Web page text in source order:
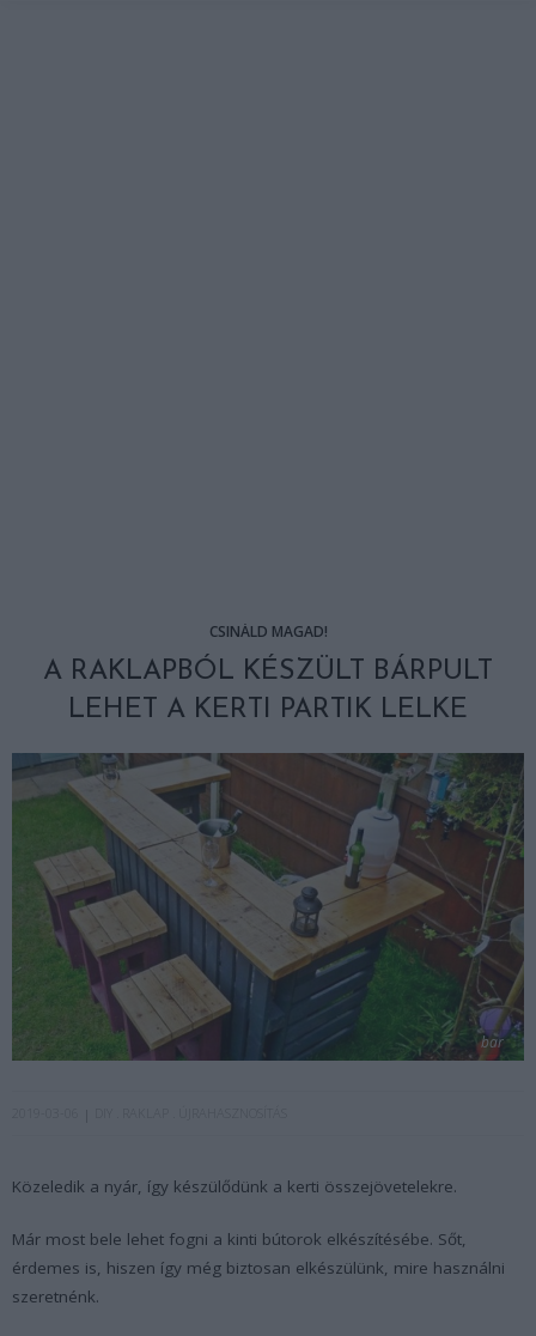
CSINÁLD MAGAD!
A RAKLAPBÓL KÉSZÜLT BÁRPULT
LEHET A KERTI PARTIK LELKE
bar
Közeledik a nyár, így készülődünk a kerti összejövetelekre.
Már most bele lehet fogni a kinti bútorok elkészítésébe. Sőt,
érdemes is, hiszen így még biztosan elkészülünk, mire használni
szeretnénk.